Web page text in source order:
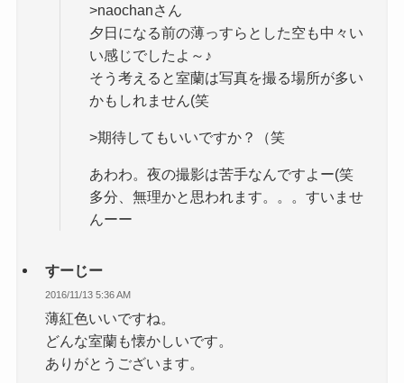
>naochanさん
夕日になる前の薄っすらとした空も中々い
い感じでしたよ～♪
そう考えると室蘭は写真を撮る場所が多い
かもしれません(笑
>期待してもいいですか？（笑
あわわ。夜の撮影は苦手なんですよー(笑
多分、無理かと思われます。。。すいませ
んーー
すーじー
2016/11/13 5:36 AM
薄紅色いいですね。
どんな室蘭も懐かしいです。
ありがとうございます。